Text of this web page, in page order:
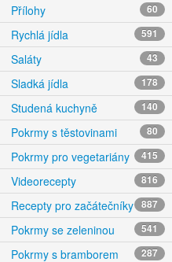
Přílohy 60
Rychlá jídla 591
Saláty 43
Sladká jídla 178
Studená kuchyně 140
Pokrmy s těstovinami 80
Pokrmy pro vegetariány 415
Videorecepty 816
Recepty pro začátečníky 887
Pokrmy se zeleninou 541
Pokrmy s bramborem 287